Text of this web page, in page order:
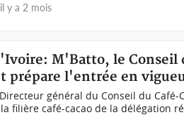
il y a 2 mois
M'Batto, le Conseil
prépare l'entrée en
général du Conseil du Café-
filière café-cacao de la délégation